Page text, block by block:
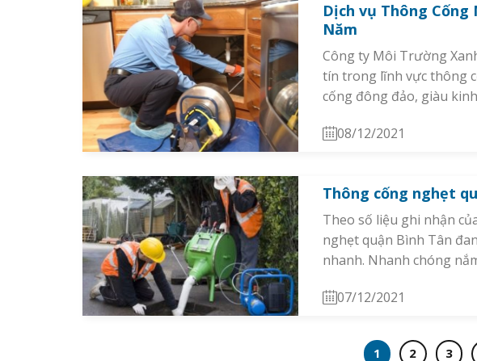
Dịch vụ Thông Cống
Năm
Công ty Môi Trường
tín trong lĩnh vực thông
cống đông đảo, giàu
08/12/2021
Thông cống nghẹt
Theo số liệu ghi nhận
nghẹt quận Bình Tân
nhanh. Nhanh chóng
07/12/2021
1 2 3